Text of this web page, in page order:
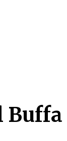
Buffa